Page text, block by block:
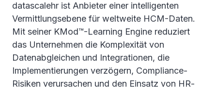
datascalehr ist Anbieter einer intelligenten
Vermittlungsebene für weltweite HCM-Daten.
Mit seiner KMod™-Learning Engine reduziert
das Unternehmen die Komplexität von
Datenabgleichen und Integrationen, die
Implementierungen verzögern, Compliance-
Risiken verursachen und den Einsatz von HR-